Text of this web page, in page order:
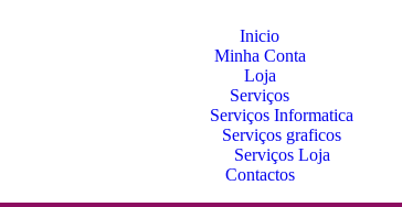
Inicio
Minha Conta
Loja
Serviços
Serviços Informatica
Serviços graficos
Serviços Loja
Contactos